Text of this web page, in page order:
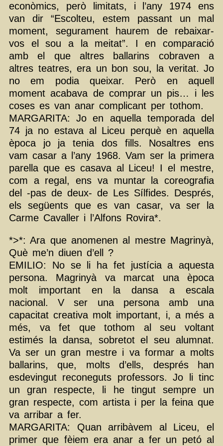
econòmics, però limitats, i l’any 1974 ens
van dir “Escolteu, estem passant un mal
moment, segurament haurem de rebaixar-
vos el sou a la meitat”. I en comparació
amb el que altres ballarins cobraven a
altres teatres, era un bon sou, la veritat. Jo
no em podia queixar. Però en aquell
moment acabava de comprar un pis… i les
coses es van anar complicant per tothom.
MARGARITA: Jo en aquella temporada del
74 ja no estava al Liceu perquè en aquella
època jo ja tenia dos fills. Nosaltres ens
vam casar a l’any 1968. Vam ser la primera
parella que es casava al Liceu! I el mestre,
com a regal, ens va muntar la coreografia
del -pas de deux- de Les Sílfides. Després,
els següents que es van casar, va ser la
Carme Cavaller i l’Alfons Rovira*.
*>*: Ara que anomenen al mestre Magrinyà,
Què me’n diuen d’ell ?
EMILIO: No se li ha fet justícia a aquesta
persona. Magrinyà va marcat una època
molt important en la dansa a escala
nacional. V ser una persona amb una
capacitat creativa molt important, i, a més a
més, va fet que tothom al seu voltant
estimés la dansa, sobretot el seu alumnat.
Va ser un gran mestre i va formar a molts
ballarins, que, molts d’ells, després han
esdevingut reconeguts professors. Jo li tinc
un gran respecte, li he tingut sempre un
gran respecte, com artista i per la feina que
va arribar a fer.
MARGARITA: Quan arribàvem al Liceu, el
primer que fèiem era anar a fer un petó al